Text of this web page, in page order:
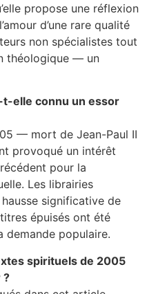
propose une réflexion
d’une rare qualité
non spécialistes tout
théologique — un
elle connu un essor
— mort de Jean-Paul II
provoqué un intérêt
pour la
Les librairies
significative de
épuisés ont été
demande populaire.
spirituels de 2005
?